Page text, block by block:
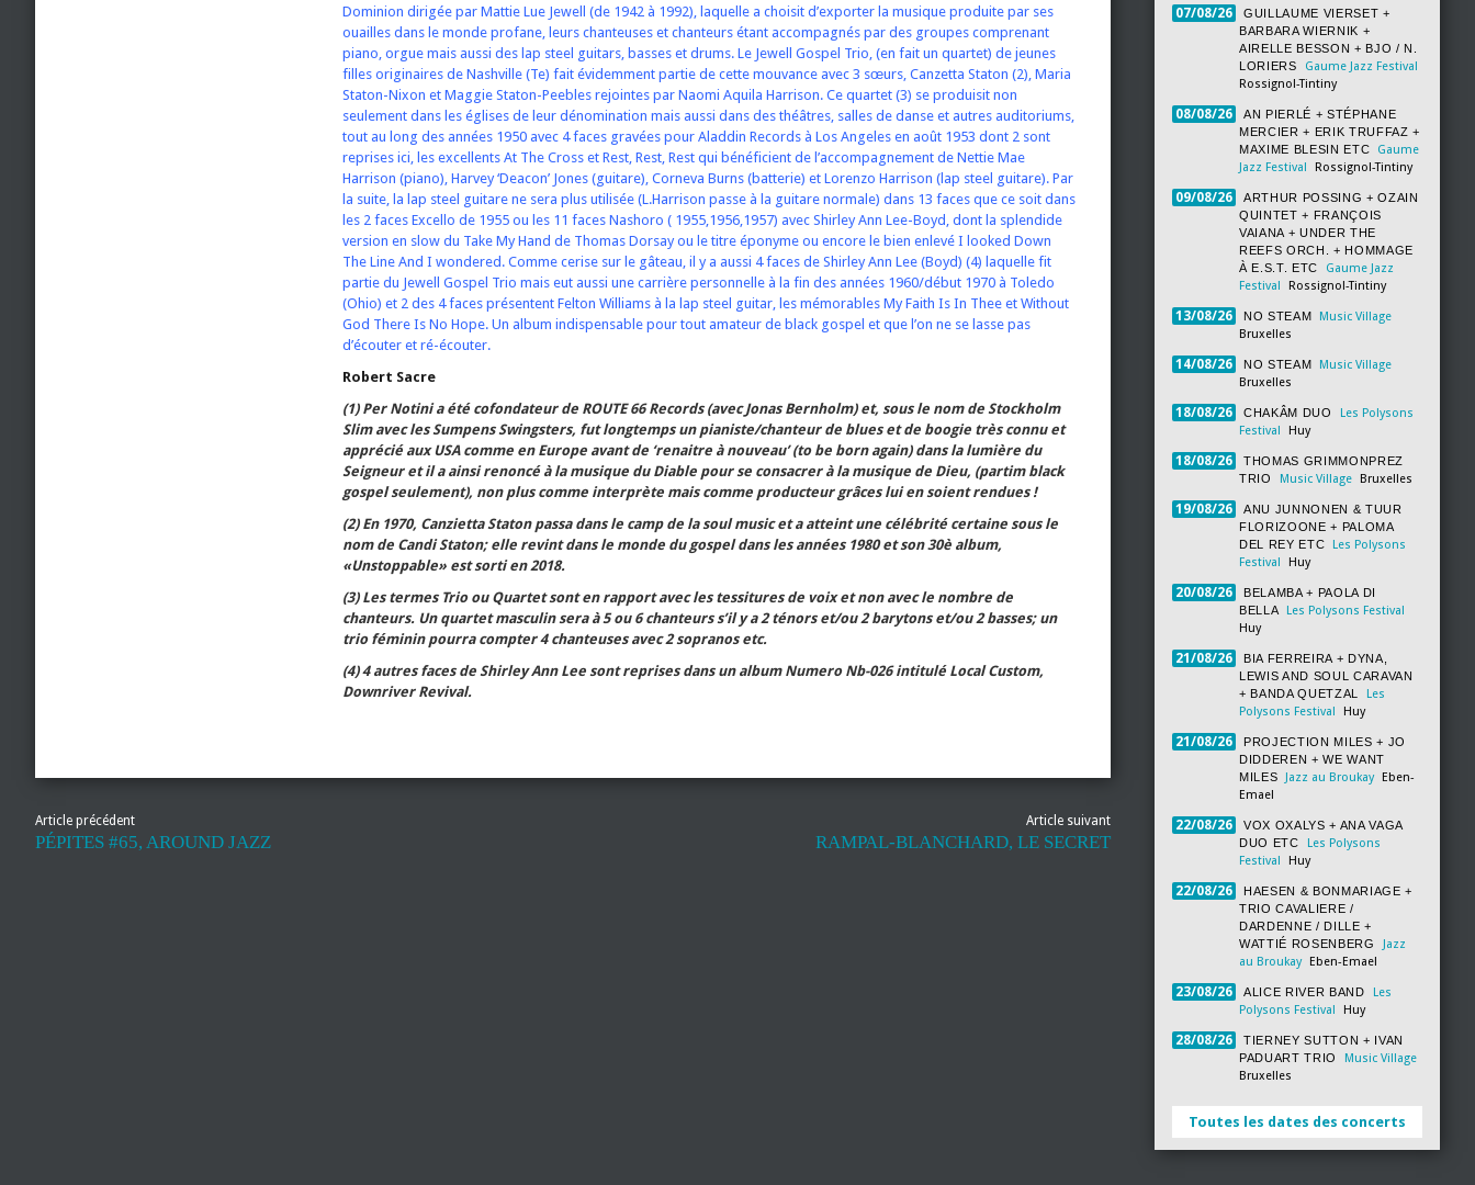
Dominion dirigée par Mattie Lue Jewell (de 1942 à 1992), laquelle a choisit d’exporter la musique produite par ses
ouailles dans le monde profane, leurs chanteuses et chanteurs étant accompagnés par des groupes comprenant
piano, orgue mais aussi des lap steel guitars, basses et drums. Le Jewell Gospel Trio, (en fait un quartet) de jeunes
filles originaires de Nashville (Te) fait évidemment partie de cette mouvance avec 3 sœurs, Canzetta Staton (2), Maria
Staton-Nixon et Maggie Staton-Peebles rejointes par Naomi Aquila Harrison. Ce quartet (3) se produisit non
seulement dans les églises de leur dénomination mais aussi dans des théâtres, salles de danse et autres auditoriums,
tout au long des années 1950 avec 4 faces gravées pour Aladdin Records à Los Angeles en août 1953 dont 2 sont
reprises ici, les excellents At The Cross et Rest, Rest, Rest qui bénéficient de l’accompagnement de Nettie Mae
Harrison (piano), Harvey ‘Deacon’ Jones (guitare), Corneva Burns (batterie) et Lorenzo Harrison (lap steel guitare). Par
la suite, la lap steel guitare ne sera plus utilisée (L.Harrison passe à la guitare normale) dans 13 faces que ce soit dans
les 2 faces Excello de 1955 ou les 11 faces Nashoro ( 1955,1956,1957) avec Shirley Ann Lee-Boyd, dont la splendide
version en slow du Take My Hand de Thomas Dorsay ou le titre éponyme ou encore le bien enlevé I looked Down
The Line And I wondered. Comme cerise sur le gâteau, il y a aussi 4 faces de Shirley Ann Lee (Boyd) (4) laquelle fit
partie du Jewell Gospel Trio mais eut aussi une carrière personnelle à la fin des années 1960/début 1970 à Toledo
(Ohio) et 2 des 4 faces présentent Felton Williams à la lap steel guitar, les mémorables My Faith Is In Thee et Without
God There Is No Hope. Un album indispensable pour tout amateur de black gospel et que l’on ne se lasse pas
d’écouter et ré-écouter.
Robert Sacre
(1) Per Notini a été cofondateur de ROUTE 66 Records (avec Jonas Bernholm) et, sous le nom de Stockholm
Slim avec les Sumpens Swingsters, fut longtemps un pianiste/chanteur de blues et de boogie très connu et
apprécié aux USA comme en Europe avant de ‘renaitre à nouveau’ (to be born again) dans la lumière du
Seigneur et il a ainsi renoncé à la musique du Diable pour se consacrer à la musique de Dieu, (partim black
gospel seulement), non plus comme interprète mais comme producteur grâces lui en soient rendues !
(2) En 1970, Canzietta Staton passa dans le camp de la soul music et a atteint une célébrité certaine sous le
nom de Candi Staton; elle revint dans le monde du gospel dans les années 1980 et son 30è album,
«Unstoppable» est sorti en 2018.
(3) Les termes Trio ou Quartet sont en rapport avec les tessitures de voix et non avec le nombre de
chanteurs. Un quartet masculin sera à 5 ou 6 chanteurs s’il y a 2 ténors et/ou 2 barytons et/ou 2 basses; un
trio féminin pourra compter 4 chanteuses avec 2 sopranos etc.
(4) 4 autres faces de Shirley Ann Lee sont reprises dans un album Numero Nb-026 intitulé Local Custom,
Downriver Revival.
Article précédent
PÉPITES #65, AROUND JAZZ
Article suivant
RAMPAL-BLANCHARD, LE SECRET
07/08/26
GUILLAUME VIERSET +
BARBARA WIERNIK +
AIRELLE BESSON + BJO / N.
LORIERS
Gaume Jazz Festival
Rossignol-Tintiny
08/08/26
AN PIERLÉ + STÉPHANE
MERCIER + ERIK TRUFFAZ +
MAXIME BLESIN ETC
Gaume
Jazz Festival
Rossignol-Tintiny
09/08/26
ARTHUR POSSING + OZAIN
QUINTET + FRANÇOIS
VAIANA + UNDER THE
REEFS ORCH. + HOMMAGE
À E.S.T. ETC
Gaume Jazz
Festival
Rossignol-Tintiny
13/08/26 NO STEAM
Music Village
Bruxelles
14/08/26 NO STEAM
Music Village
Bruxelles
18/08/26 CHAKÂM DUO
Les Polysons
Festival
Huy
18/08/26
THOMAS GRIMMONPREZ
TRIO
Music Village Bruxelles
19/08/26
ANU JUNNONEN & TUUR
FLORIZOONE + PALOMA
DEL REY ETC
Les Polysons
Festival
Huy
20/08/26
BELAMBA + PAOLA DI
BELLA
Les Polysons Festival
Huy
21/08/26
BIA FERREIRA + DYNA,
LEWIS AND SOUL CARAVAN
+ BANDA QUETZAL
Les
Polysons Festival
Huy
21/08/26
PROJECTION MILES + JO
DIDDEREN + WE WANT
MILES
Jazz au Broukay Eben-
Emael
22/08/26
VOX OXALYS + ANA VAGA
DUO ETC
Les Polysons
Festival
Huy
22/08/26
HAESEN & BONMARIAGE +
TRIO CAVALIERE /
DARDENNE / DILLE +
WATTIÉ ROSENBERG
Jazz
au Broukay
Eben-Emael
23/08/26 ALICE RIVER BAND
Les
Polysons Festival
Huy
28/08/26
TIERNEY SUTTON + IVAN
PADUART TRIO
Music Village
Bruxelles
Toutes les dates des concerts